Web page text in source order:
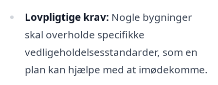
Lovpligtige krav: Nogle bygninger
skal overholde specifikke
vedligeholdelsesstandarder, som en
plan kan hjælpe med at imødekomme.